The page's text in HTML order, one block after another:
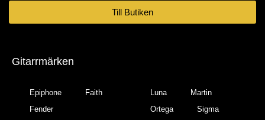
Till Butiken
Gitarrmärken
Epiphone
Faith
Fender
Luna
Martin
Ortega
Sigma